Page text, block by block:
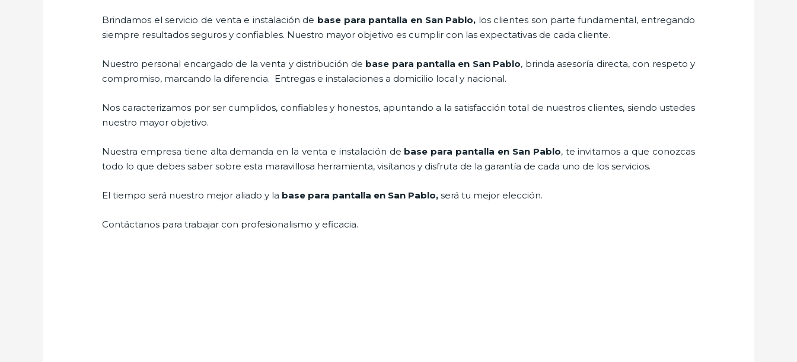
Brindamos el servicio de venta e instalación de base para pantalla en San Pablo, los clientes son parte fundamental, entregando
siempre resultados seguros y confiables. Nuestro mayor objetivo es cumplir con las expectativas de cada cliente.
Nuestro personal encargado de la venta y distribución de base para pantalla en San Pablo, brinda asesoría directa, con respeto y
compromiso, marcando la diferencia. Entregas e instalaciones a domicilio local y nacional.
Nos caracterizamos por ser cumplidos, confiables y honestos, apuntando a la satisfacción total de nuestros clientes, siendo ustedes
nuestro mayor objetivo.
Nuestra empresa tiene alta demanda en la venta e instalación de base para pantalla en San Pablo, te invitamos a que conozcas
todo lo que debes saber sobre esta maravillosa herramienta, visítanos y disfruta de la garantía de cada uno de los servicios.
El tiempo será nuestro mejor aliado y la base para pantalla en San Pablo,será tu mejor elección.
Contáctanos para trabajar con profesionalismo y eficacia.